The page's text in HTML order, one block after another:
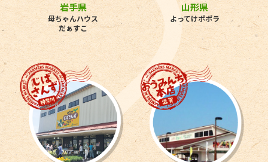
岩手県
母ちゃんハウス
だぁすこ
山形県
よってけポポラ